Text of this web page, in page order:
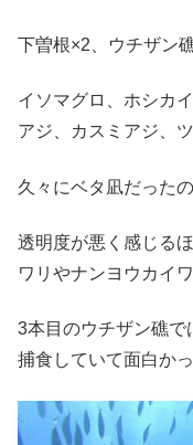
下曽根×2、ウチザン
イソマグロ、ホシカ
アジ、カスミアジ、
久々にベタ凪だった
透明度が悪く感じる
ワリやナンヨウカイ
3本目のウチザン礁で
捕食していて面白かっ